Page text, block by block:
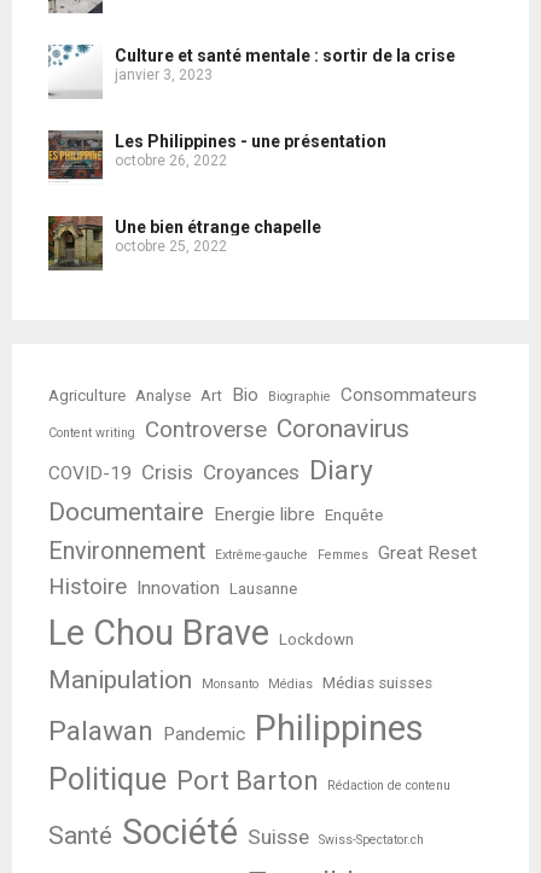
Culture et santé mentale : sortir de la crise
janvier 3, 2023
Les Philippines - une présentation
octobre 26, 2022
Une bien étrange chapelle
octobre 25, 2022
Agriculture Analyse Art Bio Biographie Consommateurs
Content writing Controverse Coronavirus
COVID-19 Crisis Croyances Diary
Documentaire Energie libre Enquête
Environnement Extrême-gauche Femmes Great Reset
Histoire Innovation Lausanne
Le Chou Brave Lockdown
Manipulation Monsanto Médias Médias suisses
Palawan Pandemic Philippines
Politique Port Barton Rédaction de contenu
Santé Société Suisse Swiss-Spectator.ch